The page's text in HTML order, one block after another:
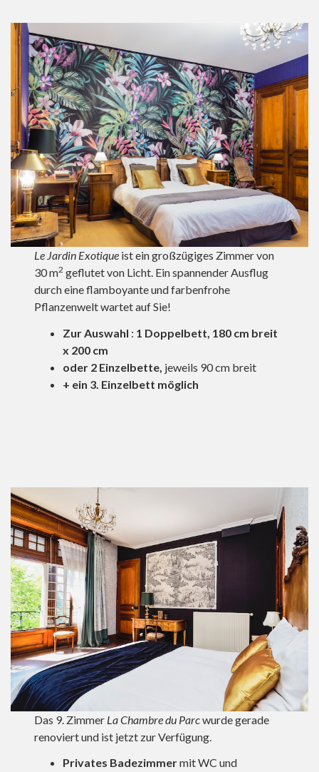
Le Jardin Exotique ist ein großzügiges Zimmer von
30 m2 geflutet von Licht. Ein spannender Ausflug
durch eine flamboyante und farbenfrohe
Pflanzenwelt wartet auf Sie!
Zur Auswahl : 1 Doppelbett, 180 cm breit
x 200 cm
oder 2 Einzelbette, jeweils 90 cm breit
+ ein 3. Einzelbett möglich
Das 9. Zimmer La Chambre du Parcwurde gerade
renoviert und ist jetzt zur Verfügung.
Privates Badezimmermit WC und